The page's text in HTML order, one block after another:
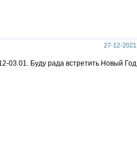
27-12-2021
03.01. Буду рада встретить Новый Год